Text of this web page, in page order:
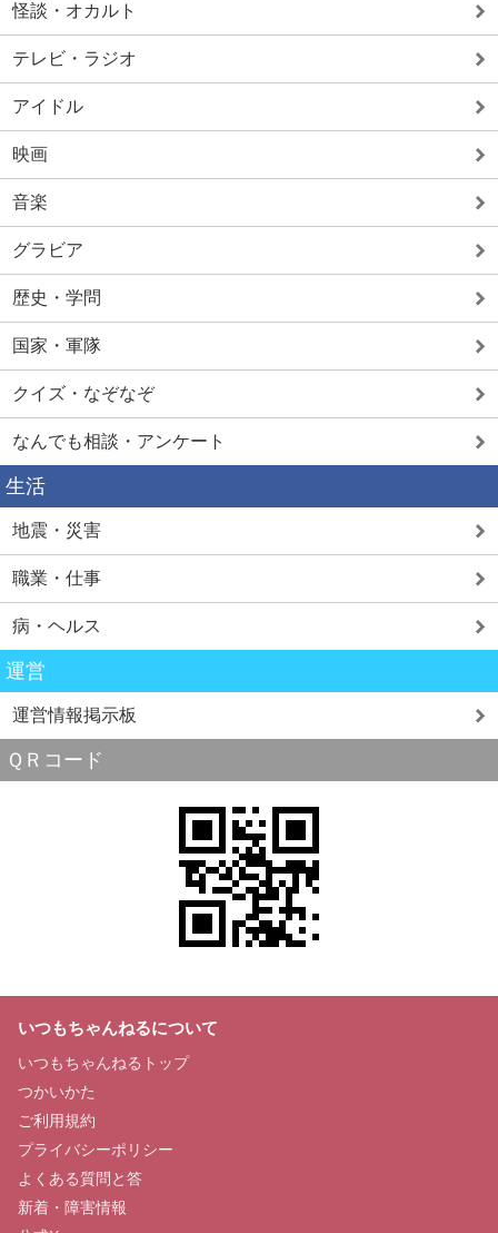
怪談・オカルト
テレビ・ラジオ
アイドル
映画
音楽
グラビア
歴史・学問
国家・軍隊
クイズ・なぞなぞ
なんでも相談・アンケート
生活
地震・災害
職業・仕事
病・ヘルス
運営
運営情報掲示板
ＱＲコード
いつもちゃんねるについて
いつもちゃんねるトップ
つかいかた
ご利用規約
プライバシーポリシー
よくある質問と答
新着・障害情報